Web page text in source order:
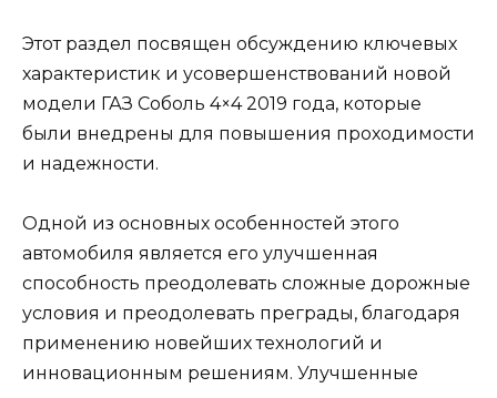
Этот раздел посвящен обсуждению ключевых
характеристик и усовершенствований новой
модели ГАЗ Соболь 4×4 2019 года, которые
были внедрены для повышения проходимости
и надежности.
Одной из основных особенностей этого
автомобиля является его улучшенная
способность преодолевать сложные дорожные
условия и преодолевать преграды, благодаря
применению новейших технологий и
инновационным решениям. Улучшенные